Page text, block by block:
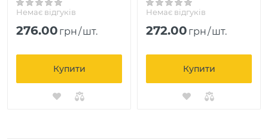
Немає відгуків
276.00 грн/шт.
Купити
Немає відгуків
272.00 грн/шт.
Купити